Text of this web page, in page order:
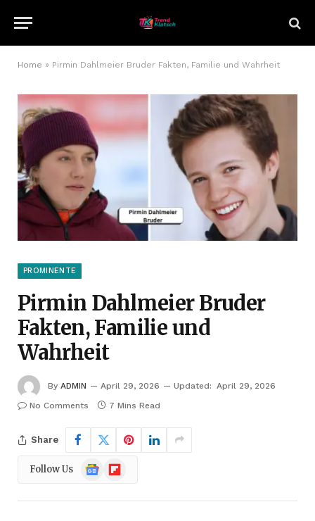
Home » Pirmin Dahlmeier Bruder Fakten, Familie und Wahrheit
PROMINENTE
Pirmin Dahlmeier Bruder
Fakten, Familie und
Wahrheit
By ADMIN April 29, 2026 Updated: April 29, 2026
No Comments
7 Mins Read
Share
Follow Us
Google
News
Flipboard